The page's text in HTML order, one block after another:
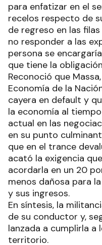
para enfatizar en el
recelos respecto de
de regreso en las
no responder a las
persona se
que tiene la
Reconoció que
Economía de la
cayera en default y
la economía al
actual en las
en su punto
que en el trance
acató la exigencia
acordarla en un 20
menos dañosa para
y sus ingresos.
En síntesis, la
de su conductor y,
lanzada a cumplirla a
territorio.